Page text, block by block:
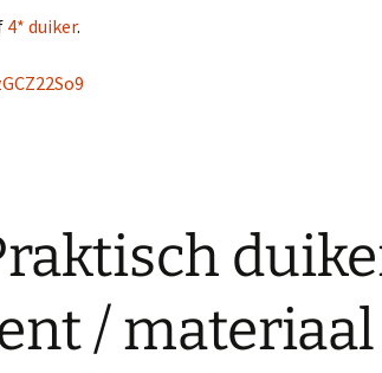
4* duiker.
/ materiaal